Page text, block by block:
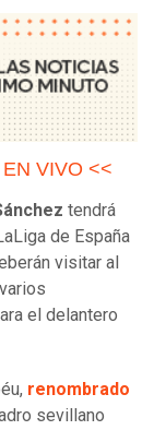
VIVO <<
tendrá
de España
visitar al
el delantero
renombrado
sevillano